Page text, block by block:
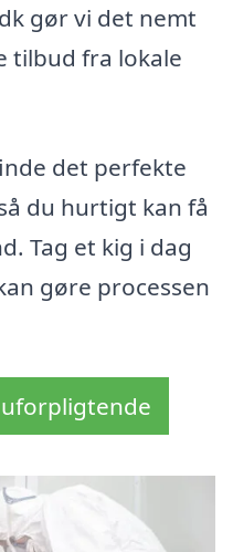
gør vi det nemt
tilbud fra lokale
det perfekte
du hurtigt kan få
Tag et kig i dag
gøre processen